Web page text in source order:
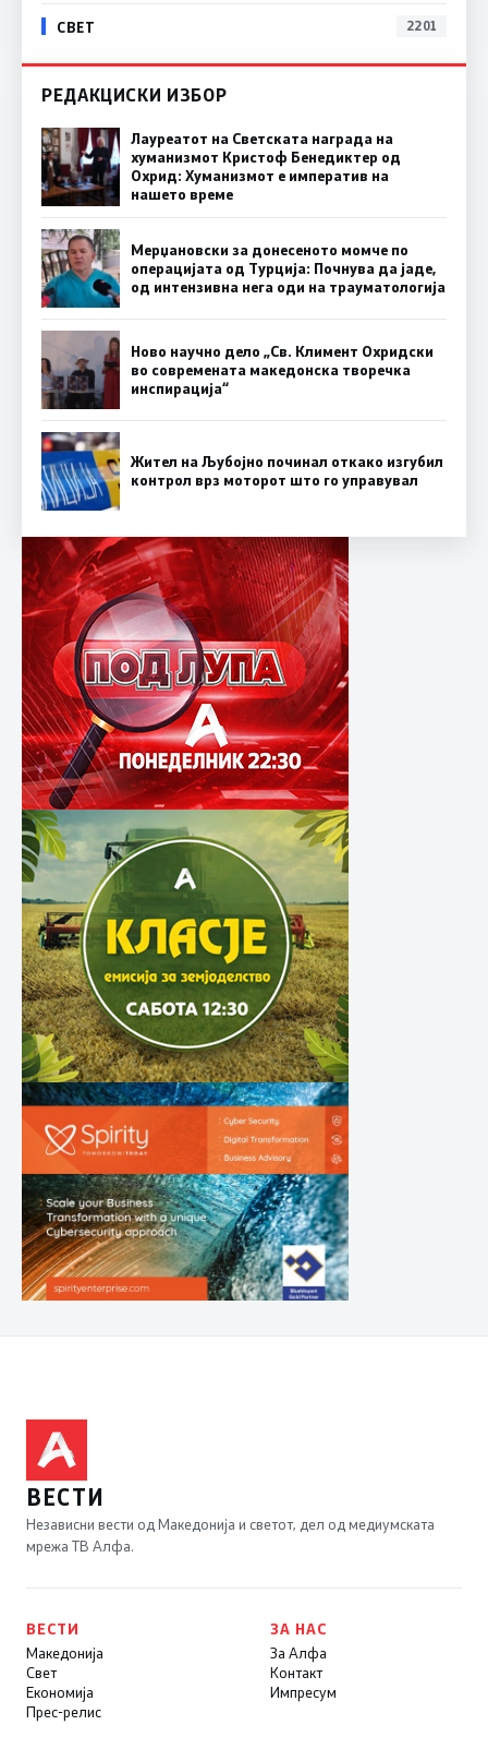
СВЕТ 2201
РЕДАКЦИСКИ ИЗБОР
Лауреатот на Светската награда на
хуманизмот Кристоф Бенедиктер од
Охрид: Хуманизмот е императив на
нашето време
Мерџановски за донесеното момче по
операцијата од Турција: Почнува да јаде,
од интензивна нега оди на трауматологија
Ново научно дело „Св. Климент Охридски
во современата македонска творечка
инспирација“
Жител на Љубојно починал откако изгубил
контрол врз моторот што го управувал
ВЕСТИ
Независни вести од Македонија и светот, дел од медиумската
мрежа ТВ Алфа.
ВЕСТИ
Македонија
Свет
Економија
Прес-релис
ЗА НАС
За Алфа
Контакт
Импресум